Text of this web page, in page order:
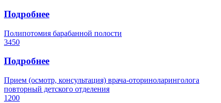
Подробнее
Полипотомия барабанной полости
3450
Подробнее
Прием (осмотр, консультация) врача-оториноларинголога
повторный детского отделения
1200